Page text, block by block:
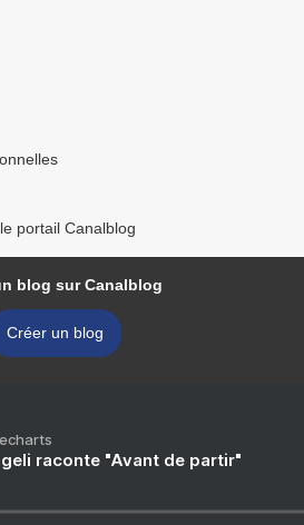
portail Canalblog
blog sur Canalblog
Créer un blog
raconte "Avant de partir"